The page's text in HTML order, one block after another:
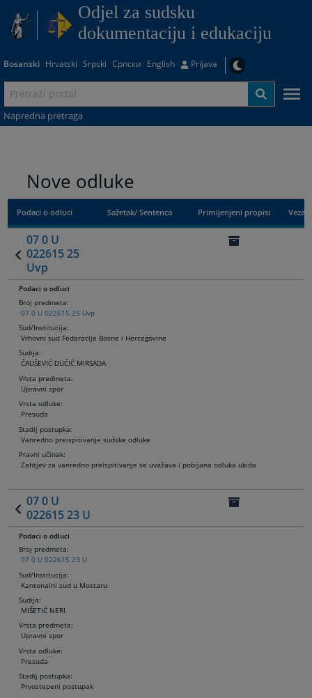
Odjel za sudsku
dokumentaciju i edukaciju
Bosanski Hrvatski Srpski Српски English Prijava
Napredna pretraga
Nove odluke
Podaci o odluci Sažetak/ Sentenca Primijenjeni propisi
07 0 U
022615 25
Uvp
Podaci o odluci
Broj predmeta:
07 0 U 022615 25 Uvp
Sud/Institucija:
Vrhovni sud Federacije Bosne i Hercegovine
Sudija:
ČAUŠEVIĆ-DUČIĆ MIRSADA
Vrsta predmeta:
Upravni spor
Vrsta odluke:
Presuda
Stadij postupka:
Vanredno preispitivanje sudske odluke
Pravni učinak:
Zahtjev za vanredno preispitivanje se uvažava i pobijana odluka ukida
07 0 U
022615 23 U
Podaci o odluci
Broj predmeta:
07 0 U 022615 23 U
Sud/Institucija:
Kantonalni sud u Mostaru
Sudija:
MIŠETIĆ NERI
Vrsta predmeta:
Upravni spor
Vrsta odluke:
Presuda
Stadij postupka:
Prvostepeni postupak